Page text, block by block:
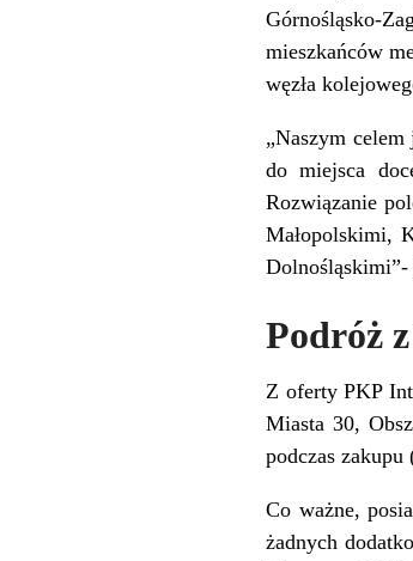
Górnośląsko-
mieszkańców
węzła
„Naszym
do miejsca
Rozwiązanie
Małopolskimi,
Dolnośląskimi”-
Podróż
Z oferty PKP
Miasta 30,
podczas
Co ważne,
żadnych